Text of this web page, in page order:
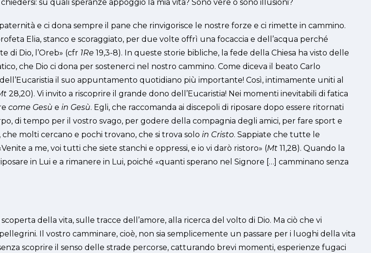
su quali speranze appoggio la mia vita? Sono vere o sono illusioni?
e ci dona sempre il pane che rinvigorisce le nostre forze e ci rimette in cammino.
Elia, stanco e scoraggiato, per due volte offrì una focaccia e dell’acqua perché
di Dio, l’Oreb» (cfr 1Re 19,3-8). In queste storie bibliche, la fede della Chiesa ha visto delle
che Dio ci dona per sostenerci nel nostro cammino. Come diceva il beato Carlo
il suo appuntamento quotidiano più importante! Così, intimamente uniti al
28,20). Vi invito a riscoprire il grande dono dell’Eucaristia! Nei momenti inevitabili di fatica
come Gesù e in Gesù. Egli, che raccomanda ai discepoli di riposare dopo essere ritornati
di tempo per il vostro svago, per godere della compagnia degli amici, per fare sport e
molti cercano e pochi trovano, che si trova solo in Cristo. Sappiate che tutte le
a me, voi tutti che siete stanchi e oppressi, e io vi darò ristoro» (Mt11,28). Quando la
in Lui e a rimanere in Lui, poiché «quanti sperano nel Signore […] camminano senza
della vita, sulle tracce dell’amore, alla ricerca del volto di Dio. Ma ciò che vi
Il vostro camminare, cioè, non sia semplicemente un passare per i luoghi della vita
scoprire il senso delle strade percorse, catturando brevi momenti, esperienze fugaci